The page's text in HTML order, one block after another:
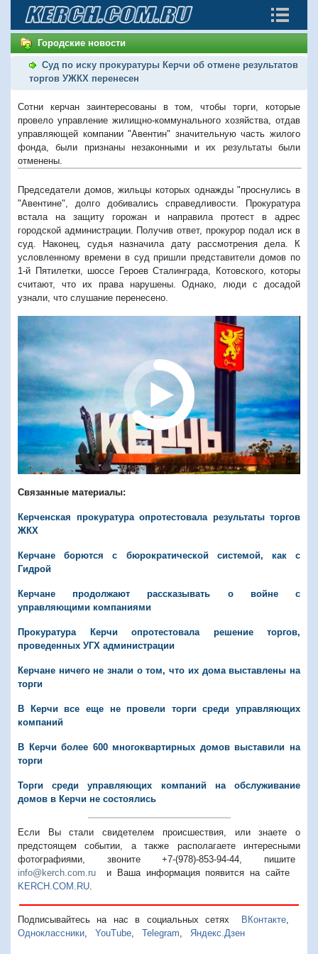
Городские новости
Суд по иску прокуратуры Керчи об отмене результатов
торгов УЖКХ перенесен
Сотни керчан заинтересованы в том, чтобы торги, которые
провело управление жилищно-коммунального хозяйства, отдав
управляющей компании "Авентин" значительную часть жилого
фонда, были признаны незаконными и их результаты были
отменены.
Председатели домов, жильцы которых однажды "проснулись в
"Авентине", долго добивались справедливости. Прокуратура
встала на защиту горожан и направила протест в адрес
городской администрации. Получив ответ, прокурор подал иск в
суд. Наконец, судья назначила дату рассмотрения дела. К
условленному времени в суд пришли представители домов по
1-й Пятилетки, шоссе Героев Сталинграда, Котовского, которы
считают, что их права нарушены. Однако, люди с досадой
узнали, что слушание перенесено.
Связанные материалы:
Керченская прокуратура опротестовала результаты торгов
ЖКХ
Керчане борются с бюрократической системой, как с
Гидрой
Керчане продолжают рассказывать о войне с
управляющими компаниями
Прокуратура Керчи опротестовала решение торгов,
проведенных УГХ администрации
Керчане ничего не знали о том, что их дома выставлены на
торги
В Керчи все еще не провели торги среди управляющих
компаний
В Керчи более 600 многоквартирных домов выставили на
торги
Торги среди управляющих компаний на обслуживание
домов в Керчи не состоялись
Если Вы стали свидетелем происшествия, или знаете о
предстоящем событии, а также располагаете интересными
фотографиями, звоните +7-(978)-853-94-44, пишите
info@kerch.com.ru и Ваша информация появится на сайте
KERCH.COM.RU
Подписывайтесь на нас в социальных сетях ВКонтакте,
Одноклассники
YouTube Telegram Яндекс.Дзен